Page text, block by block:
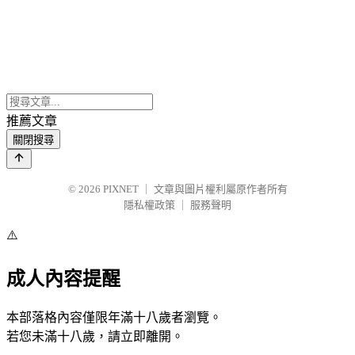
推薦文章
關閉搜尋
© 2026 PIXNET
文章與圖片權利屬原作者所有
隱私權政策
服務聲明
⚠️
成人內容提醒
本部落格內容僅限年滿十八歲者瀏覽。
若您未滿十八歲，請立即離開。